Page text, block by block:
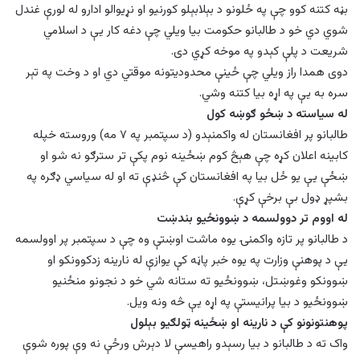
بڼه کتنه کوو چې په ځلونو د بېلابېلو کورنیو او نړیوالو ادارو له لورې غندل
شوي دي خو د طالبانو حکومت بیا ویلي چې دغه کار یې د اسلامي
شریعت د پلې کېدو په موخه کړي دی.
دوی همدا راز ویلي چې ځینې محدودیتونه موقتي دي او د وخت په تېر
سره به یې په اړه بیا کتنه وشي.
له سیاسته د ښځو ګوښه کول
طالبانو پر افغانستان له واکمنېدو (د سپتمبر په ۷ مه) وروسته خپله
کابینه اعلان کړه چې هېڅ کوم ښځينه نوم پکې تر سترګو نه شو او
ښځې یې یو ځل بیا په افغانستان کې څنډې ته او له سیاسي ډګره په
بشپړ ډول بې برخې کړې.
له اووم تر دوولسمه د ښوونځيو بندښت
د طالبانو پر تازه واکمنۍ یوه ماشت اوښتې وه چې د سپتمبر پر اوولسمه
یې د پوهنې وزارت په یوه خبر پاڼه کې یوازې له نارینه زدکوونکو او
ښوونکو وغوښتل، ښوونځيو ته ستانه شي خو د نجونو منځنیو
ښوونځيو د بیا پرانیستې په اړه یې څه ونه ویل.
پوهنتونونو کې د نارینه او ښځينه ټولګیو بېلول
واک ته د طالبانو د بیا رسېدو راهیسې لا دېرش ورځې نه وې پوره شوې